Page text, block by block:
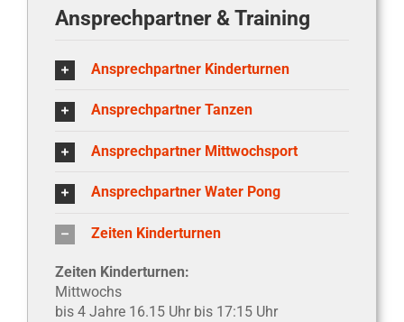
Ansprechpartner & Training
Ansprechpartner Kinderturnen
Ansprechpartner Tanzen
Ansprechpartner Mittwochsport
Ansprechpartner Water Pong
Zeiten Kinderturnen
Zeiten Kinderturnen:
Mittwochs
bis 4 Jahre 16.15 Uhr bis 17:15 Uhr